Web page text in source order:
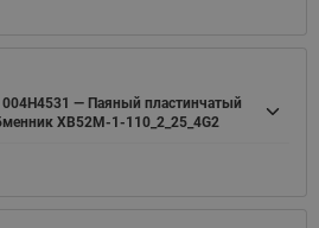
004H4531 — Паяный пластинчатый
XB52M-1-110_2_25_4G2